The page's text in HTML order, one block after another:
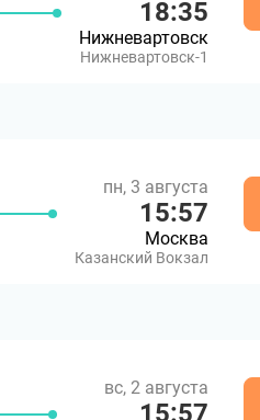
18:35
Нижневартовск
Нижневартовск-1
пн, 3 августа
15:57
Москва
Казанский Вокзал
вс, 2 августа
15:57